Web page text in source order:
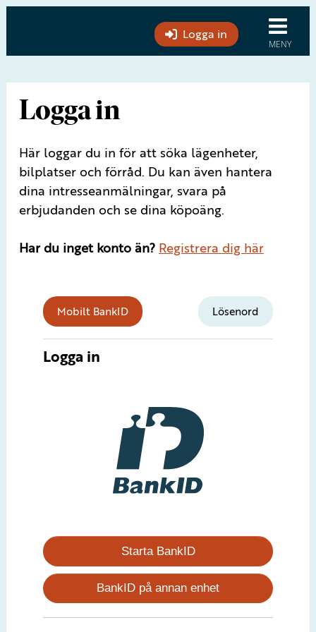
Logga in
Logga in
Här loggar du in för att söka lägenheter,
bilplatser och förråd. Du kan även hantera
dina intresseanmälningar, svara på
erbjudanden och se dina köpoäng.
Har du inget konto än? Registrera dig här
Mobilt BankID Lösenord
Logga in